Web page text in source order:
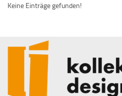
Keine Einträge gefunden!